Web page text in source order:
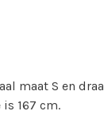
maat S en
167 cm.